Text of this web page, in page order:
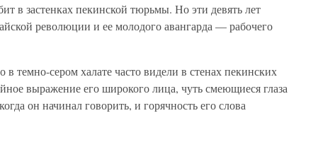
в застенках пекинской тюрьмы. Но эти девять лет
революции и ее молодого авангарда — рабочего
темно-сером халате часто видели в стенах пекинских
выражение его широкого лица, чуть смеющиеся глаза
он начинал говорить, и горячность его слова